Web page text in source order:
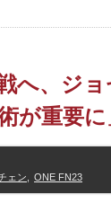
へ、ジ
が重要に
ェン ONE FN23